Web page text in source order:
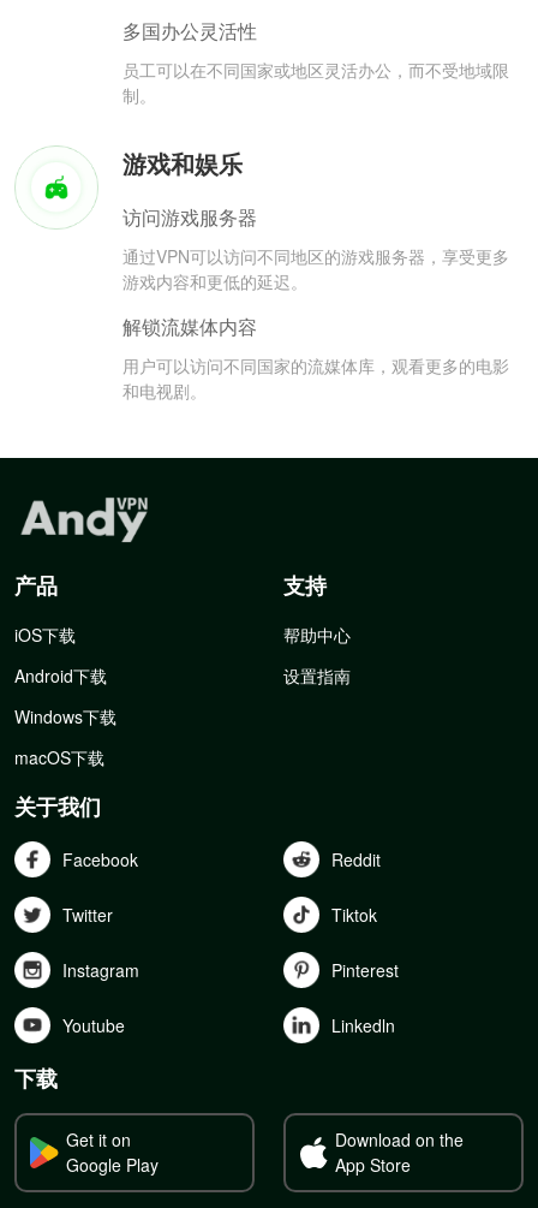
多国办公灵活性
员工可以在不同国家或地区灵活办公，而不受地域限
制。
游戏和娱乐
访问游戏服务器
通过VPN可以访问不同地区的游戏服务器，享受更多
游戏内容和更低的延迟。
解锁流媒体内容
用户可以访问不同国家的流媒体库，观看更多的电影
和电视剧。
产品
iOS下载
Android下载
Windows下载
macOS下载
支持
帮助中心
设置指南
关于我们
Facebook Reddit
Twitter Tiktok
Instagram Pinterest
Youtube Linkedln
下载
Get it on
Google Play
Download on the
App Store